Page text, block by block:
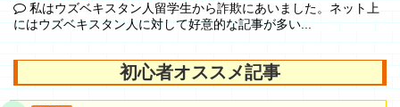
私はウズベキスタン人留学生から詐欺にあいました。ネット上
にはウズベキスタン人に対して好意的な記事が多い...
初心者オススメ記事